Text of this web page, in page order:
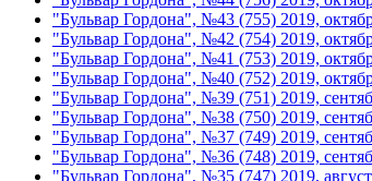
"Бульвар Гордона", №43 (755) 2019,
"Бульвар Гордона", №42 (754) 2019,
"Бульвар Гордона", №41 (753) 2019,
"Бульвар Гордона", №40 (752) 2019,
"Бульвар Гордона", №39 (751) 2019,
"Бульвар Гордона", №38 (750) 2019,
"Бульвар Гордона", №37 (749) 2019,
"Бульвар Гордона", №36 (748) 2019,
"Бульвар Гордона", №35 (747) 2019, август